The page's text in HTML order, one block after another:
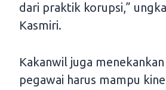
dari praktik korupsi,”
Kasmiri.
Kakanwil juga
pegawai harus mampu